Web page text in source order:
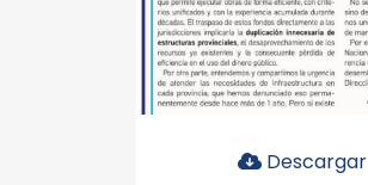
Descargar